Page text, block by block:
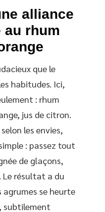
alliance
au rhum
que le
habitudes. Ici,
: rhum
jus de citron.
les envies,
: passez tout
de glaçons,
Le résultat a du
se heurte
subtilement